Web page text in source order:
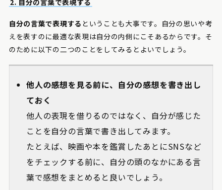
自分の言葉で表現する ということも大事です。自分の思いや考
えを表すのに最適な表現は自分の内側にこそあるからです。そ
のために以下の二つのことをしてみるとよいでしょう。
他人の感想を見る前に、自分の感想を書き出し
ておく
他人の表現を借りるのではなく、自分が感じた
ことを自分の言葉で書き出してみます。
たとえば、映画や本を鑑賞したあとにSNSなど
をチェックする前に、自分の頭のなかにある言
葉で感想をまとめると良いでしょう。